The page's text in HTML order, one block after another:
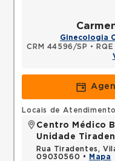
Ginecologia
CRM 44596/SP •
Locais de Atendimento
Centro Médico
Unidade
Rua Tiradentes,
09030560 •
Mapa